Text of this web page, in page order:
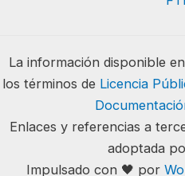
La información disponible
los términos de Licencia
Enlaces y referencias a
adoptada
Impulsado con 🖤 por